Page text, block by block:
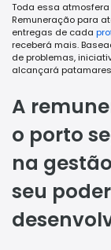
Toda essa
Remuneração para
entregas de cada
receberá mais.
de problemas,
alcançará
A
o porto
na
seu